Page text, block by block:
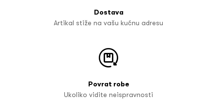
Dostava
Artikal stiže na vašu kućnu adresu
Povrat robe
Ukoliko vidite neispravnosti